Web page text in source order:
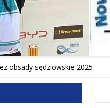
Element
obsady sędziowskie 2025